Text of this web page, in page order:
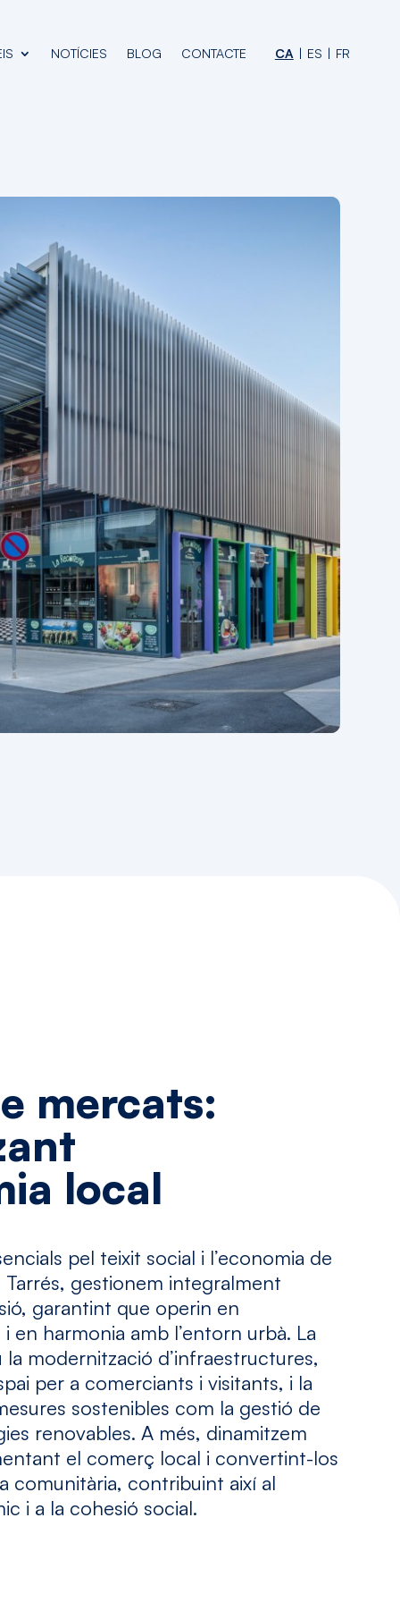
NOTÍCIES BLOG CONTACTE CA ES FR
mercats:
local
pel teixit social i l’economia de
Tarrés, gestionem integralment
garantint que operin en
en harmonia amb l’entorn urbà. La
modernització d’infraestructures,
per a comerciants i visitants, i la
sostenibles com la gestió de
renovables. A més, dinamitzem
el comerç local i convertint-los
comunitària, contribuint així al
i a la cohesió social.